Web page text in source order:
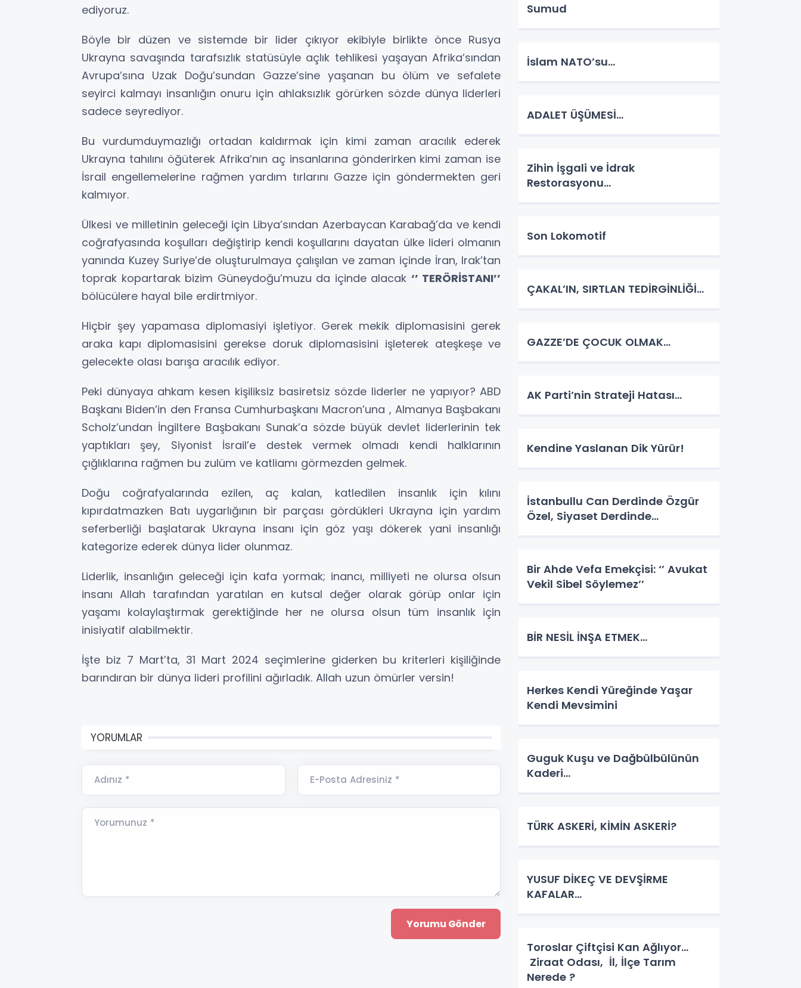
ediyoruz.
Böyle bir düzen ve sistemde bir lider çıkıyor ekibiyle birlikte önce Rusya
Ukrayna savaşında tarafsızlık statüsüyle açlık tehlikesi yaşayan Afrika’sından
Avrupa’sına Uzak Doğu’sundan Gazze’sine yaşanan bu ölüm ve sefalete
seyirci kalmayı insanlığın onuru için ahlaksızlık görürken sözde dünya liderleri
sadece seyrediyor.
Bu vurdumduymazlığı ortadan kaldırmak için kimi zaman aracılık ederek
Ukrayna tahılını öğüterek Afrika’nın aç insanlarına gönderirken kimi zaman ise
İsrail engellemelerine rağmen yardım tırlarını Gazze için göndermekten geri
kalmıyor.
Ülkesi ve milletinin geleceği için Libya’sından Azerbaycan Karabağ’da ve kendi
coğrafyasında koşulları değiştirip kendi koşullarını dayatan ülke lideri olmanın
yanında Kuzey Suriye’de oluşturulmaya çalışılan ve zaman içinde İran, Irak’tan
toprak kopartarak bizim Güneydoğu’muzu da içinde alacak ‘’ TERÖRİSTANI’’
bölücülere hayal bile erdirtmiyor.
Hiçbir şey yapamasa diplomasiyi işletiyor. Gerek mekik diplomasisini gerek
araka kapı diplomasisini gerekse doruk diplomasisini işleterek ateşkeşe ve
gelecekte olası barışa aracılık ediyor.
Peki dünyaya ahkam kesen kişiliksiz basiretsiz sözde liderler ne yapıyor? ABD
Başkanı Biden’in den Fransa Cumhurbaşkanı Macron’una , Almanya Başbakanı
Scholz’undan İngiltere Başbakanı Sunak’a sözde büyük devlet liderlerinin tek
yaptıkları şey, Siyonist İsrail’e destek vermek olmadı kendi halklarının
çığlıklarına rağmen bu zulüm ve katliamı görmezden gelmek.
Doğu coğrafyalarında ezilen, aç kalan, katledilen insanlık için kılını
kıpırdatmazken Batı uygarlığının bir parçası gördükleri Ukrayna için yardım
seferberliği başlatarak Ukrayna insanı için göz yaşı dökerek yani insanlığı
kategorize ederek dünya lider olunmaz.
Liderlik, insanlığın geleceği için kafa yormak; inancı, milliyeti ne olursa olsun
insanı Allah tarafından yaratılan en kutsal değer olarak görüp onlar için
yaşamı kolaylaştırmak gerektiğinde her ne olursa olsun tüm insanlık için
inisiyatif alabilmektir.
İşte biz 7 Mart’ta, 31 Mart 2024 seçimlerine giderken bu kriterleri kişiliğinde
barındıran bir dünya lideri profilini ağırladık. Allah uzun ömürler versin!
YORUMLAR
Adınız * E-Posta Adresiniz *
Yorumunuz *
Sumud
İslam NATO’su…
ADALET ÜŞÜMESİ…
Zihin İşgali ve İdrak
Restorasyonu…
Son Lokomotif
ÇAKAL’IN, SIRTLAN TEDİRGİNLİĞİ…
GAZZE’DE ÇOCUK OLMAK…
AK Parti’nin Strateji Hatası…
Kendine Yaslanan Dik Yürür!
İstanbullu Can Derdinde Özgür
Özel, Siyaset Derdinde…
Bir Ahde Vefa Emekçisi: ‘’ Avukat
Vekil Sibel Söylemez’’
BİR NESİL İNŞA ETMEK…
Herkes Kendi Yüreğinde Yaşar
Kendi Mevsimini
Guguk Kuşu ve Dağbülbülünün
Kaderi…
TÜRK ASKERİ, KİMİN ASKERİ?
YUSUF DİKEÇ VE DEVŞİRME
KAFALAR…
Toroslar Çiftçisi Kan Ağlıyor…
Ziraat Odası, İl, İlçe Tarım
Nerede ?